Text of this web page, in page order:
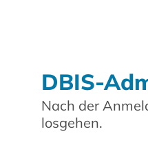
DBIS-
Nach der
losgehen.